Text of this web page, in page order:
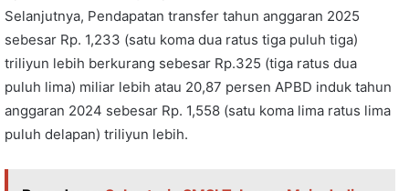
Selanjutnya, Pendapatan transfer tahun anggaran 2025
sebesar Rp. 1,233 (satu koma dua ratus tiga puluh tiga)
triliyun lebih berkurang sebesar Rp.325 (tiga ratus dua
puluh lima) miliar lebih atau 20,87 persen APBD induk tahun
anggaran 2024 sebesar Rp. 1,558 (satu koma lima ratus lima
puluh delapan) triliyun lebih.